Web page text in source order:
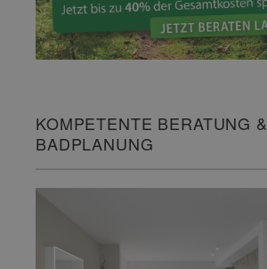
KOMPETENTE BERATUNG &
BADPLANUNG